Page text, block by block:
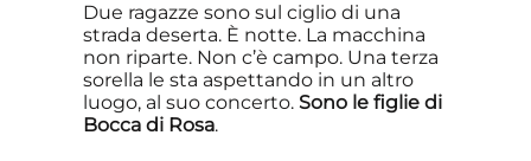
Due ragazze sono sul ciglio di una
strada deserta. È notte. La macchina
non riparte. Non c’è campo. Una terza
sorella le sta aspettando in un altro
luogo, al suo concerto. Sono le figlie di
Bocca di Rosa.